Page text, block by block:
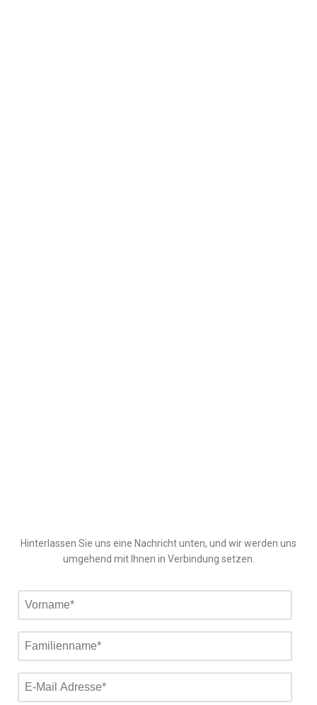
Hinterlassen Sie uns eine Nachricht unten, und wir werden uns
umgehend mit Ihnen in Verbindung setzen.